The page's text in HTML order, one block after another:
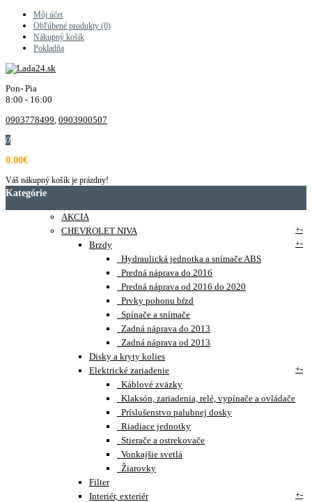
Môj účet
Obľúbené produkty (0)
Nákupný košík
Pokladňa
Pon- Pia
8:00 - 16:00
0903778499, 0903900507
0
0.00€
Váš nákupný košík je prázdny!
Kategórie
AKCIA
CHEVROLET NIVA
+-
Brzdy
+-
Hydraulická jednotka a snímače ABS
Predná náprava do 2016
Predná náprava od 2016 do 2020
Prvky pohonu bŕzd
Spínače a snímače
Zadná náprava do 2013
Zadná náprava od 2013
Disky a kryty kolies
Elektrické zariadenie
+-
Káblové zväzky
Klaksón, zariadenia, relé, vypínače a ovládače
Príslušenstvo palubnej dosky
Riadiace jednotky
Stierače a ostrekovače
Vonkajšie svetlá
Žiarovky
Filter
Interiér, exteriér
+-